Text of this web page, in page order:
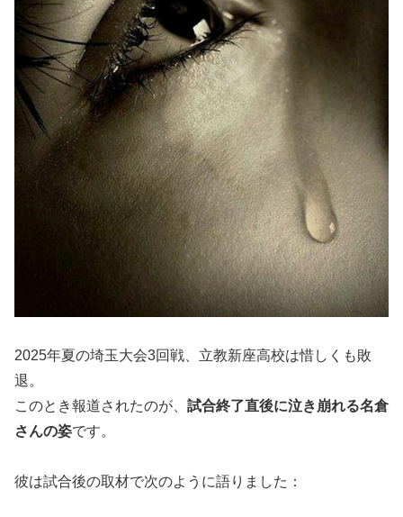
2025年夏の埼玉大会3回戦、立教新座高校は惜しくも敗
退。
このとき報道されたのが、 試合終了直後に泣き崩れる名倉
さんの姿です。
彼は試合後の取材で次のように語りました：